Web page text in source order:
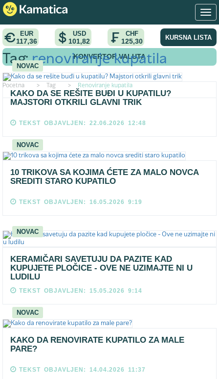
EUR
117,36
USD
101,82
CHF
125,30 KURSNA LISTA
KONVERTOR VALUTA
Pocetna > Tag > Renoviranje kupatila
Tag:renoviranje kupatila
NOVAC
KAKO DA SE REŠITE BUĐI U KUPATILU?
MAJSTORI OTKRILI GLAVNI TRIK
TEKST OBJAVLJEN: 22.06.2026 12:48
NOVAC
10 TRIKOVA SA KOJIMA ĆETE ZA MALO NOVCA
SREDITI STARO KUPATILO
TEKST OBJAVLJEN: 16.05.2026 9:19
NOVAC
KERAMIČARI SAVETUJU DA PAZITE KAD
KUPUJETE PLOČICE - OVE NE UZIMAJTE NI U
LUDILU
TEKST OBJAVLJEN: 15.05.2026 9:14
NOVAC
KAKO DA RENOVIRATE KUPATILO ZA MALE
PARE?
TEKST OBJAVLJEN: 14.04.2026 11:37